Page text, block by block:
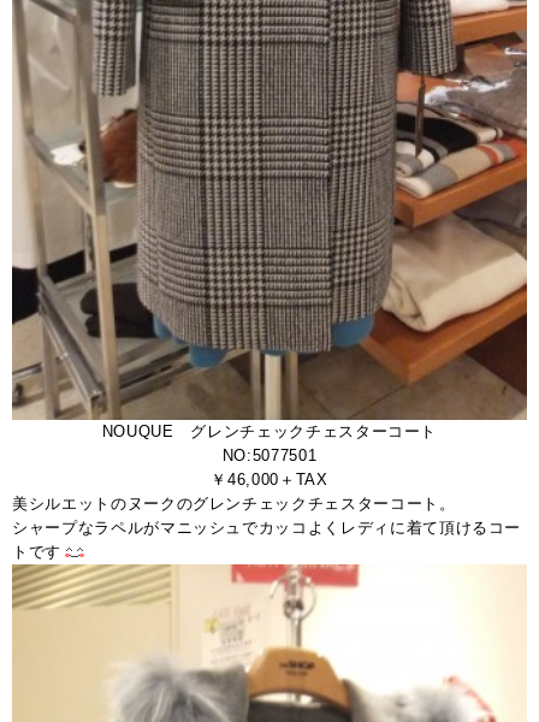
NOUQUE グレンチェックチェスターコート
NO:5077501
￥46,000＋TAX
美シルエットのヌークのグレンチェックチェスターコート。
シャープなラペルがマニッシュでカッコよくレディに着て頂けるコー
トです